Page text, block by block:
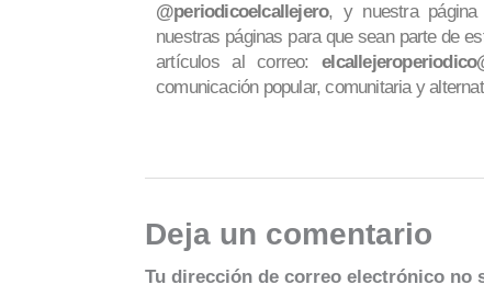
@periodicoelcallejero, y nuestra página
nuestras páginas para que sean parte de
artículos al correo:
comunicación popular, comunitaria y
Deja un comentario
Tu dirección de correo electrónico no